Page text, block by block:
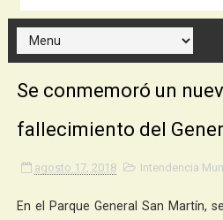
Se conmemoró un
fallecimiento del
agosto 17, 2018 Intendencia
En el Parque General San Martín,